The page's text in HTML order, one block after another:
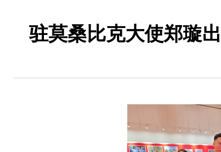
驻莫桑比克大使郑璇